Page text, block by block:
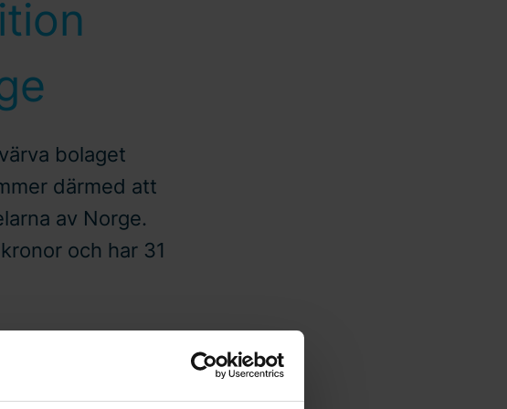
bolaget
därmed att
av Norge.
och har 31